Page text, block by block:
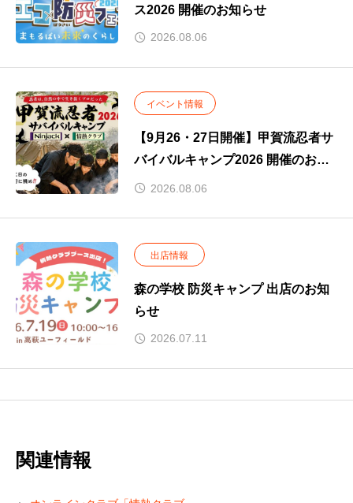
ス2026 開催のお知らせ
2026.08.06
イベント情報
【9月26・27日開催】甲賀流忍者サ
バイバルキャンプ2026 開催のお知
らせ2026.08.06
出店情報
森の学校 防災キャンプ 出店のお知
らせ
2026.07.11
関連情報